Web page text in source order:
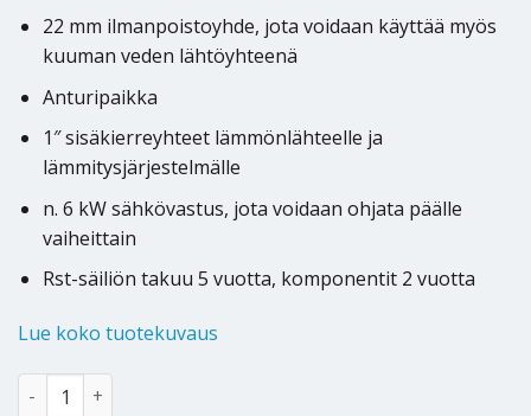
22 mm ilmanpoistoyhde, jota voidaan käyttää myös
kuuman veden lähtöyhteenä
Anturipaikka
1″ sisäkierreyhteet lämmönlähteelle ja
lämmitysjärjestelmälle
n. 6 kW sähkövastus, jota voidaan ohjata päälle
vaiheittain
Rst-säiliön takuu 5 vuotta, komponentit 2 vuotta
Lue koko tuotekuvaus
Puskurivaraaja Oso Accu 100-6 (2X2,8KW) määrä